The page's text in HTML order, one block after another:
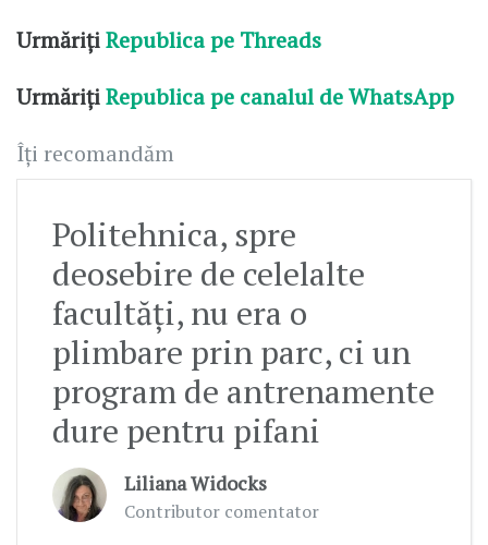
UrmărițiRepublica pe Threads
UrmărițiRepublica pe canalul de WhatsApp
Îți recomandăm
Politehnica, spre
deosebire de celelalte
facultăți, nu era o
plimbare prin parc, ci un
program de antrenamente
dure pentru pifani
Liliana Widocks
Contributor comentator